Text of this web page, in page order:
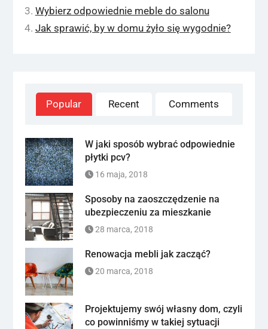
Wybierz odpowiednie meble do salonu
Jak sprawić, by w domu żyło się wygodnie?
Popular Recent Comments
W jaki sposób wybrać odpowiednie
płytki pcv?
16 maja, 2018
Sposoby na zaoszczędzenie na
ubezpieczeniu za mieszkanie
28 marca, 2018
Renowacja mebli jak zacząć?
20 marca, 2018
Projektujemy swój własny dom, czyli
co powinniśmy w takiej sytuacji